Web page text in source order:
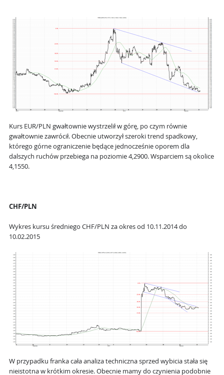
Kurs EUR/PLN gwałtownie wystrzelił w górę, po czym równie
gwałtownie zawrócił. Obecnie utworzył szeroki trend spadkowy,
którego górne ograniczenie będące jednocześnie oporem dla
dalszych ruchów przebiega na poziomie 4,2900. Wsparciem są okolice
4,1550.
CHF/PLN
Wykres kursu średniego CHF/PLN za okres od 10.11.2014 do
10.02.2015
W przypadku franka cała analiza techniczna sprzed wybicia stała się
nieistotna w krótkim okresie. Obecnie mamy do czynienia podobnie